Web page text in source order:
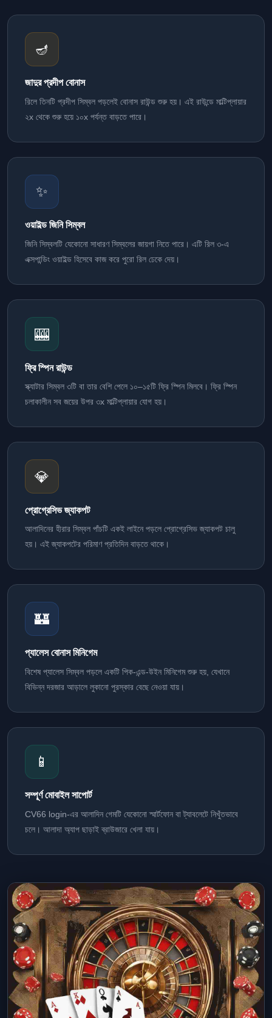
🪔
জাদুর প্রদীপ বোনাস
রিলে তিনটি প্রদীপ সিম্বল পড়লেই বোনাস রাউন্ড শুরু হয়। এই রাউন্ডে মাল্টিপ্লায়ার
২x থেকে শুরু হয়ে ১০x পর্যন্ত বাড়তে পারে।
✨
ওয়াইল্ড জিনি সিম্বল
জিনি সিম্বলটি যেকোনো সাধারণ সিম্বলের জায়গা নিতে পারে। এটি রিল ৩-এ
এক্সপান্ডিং ওয়াইল্ড হিসেবে কাজ করে পুরো রিল ঢেকে দেয়।
🎰
ফ্রি স্পিন রাউন্ড
স্ক্যাটার সিম্বল ৩টি বা তার বেশি পেলে ১০–১৫টি ফ্রি স্পিন মিলবে। ফ্রি স্পিন
চলাকালীন সব জয়ের উপর ৩x মাল্টিপ্লায়ার যোগ হয়।
💎
প্রোগ্রেসিভ জ্যাকপট
আলাদিনের হীরার সিম্বল পাঁচটি একই লাইনে পড়লে প্রোগ্রেসিভ জ্যাকপট চালু
হয়। এই জ্যাকপটের পরিমাণ প্রতিদিন বাড়তে থাকে।
🏰
প্যালেস বোনাস মিনিগেম
বিশেষ প্যালেস সিম্বল পড়লে একটি পিক-এন্ড-উইন মিনিগেম শুরু হয়, যেখানে
বিভিন্ন দরজার আড়ালে লুকানো পুরস্কার বেছে নেওয়া যায়।
📱
সম্পূর্ণ মোবাইল সাপোর্ট
CV66 login-এর আলাদিন গেমটি যেকোনো স্মার্টফোন বা ট্যাবলেটে নিখুঁতভাবে
চলে। আলাদা অ্যাপ ছাড়াই ব্রাউজারে খেলা যায়।